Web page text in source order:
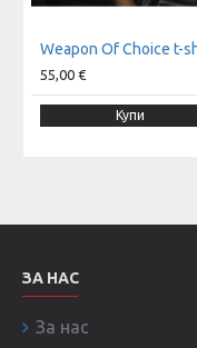
Weapon Of Choice t-
55,00 €
Купи
ЗА НАС
За нас